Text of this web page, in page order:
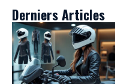
Derniers Articles